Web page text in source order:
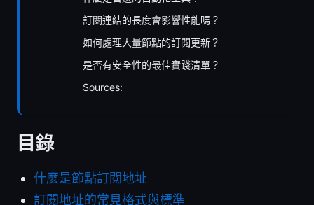
訂閱連結的長度會影響性能嗎？
如何處理大量節點的訂閱更新？
是否有安全性的最佳實踐清單？
Sources:
目錄
什麼是節點訂閱地址
訂閱地址的常見格式與標準